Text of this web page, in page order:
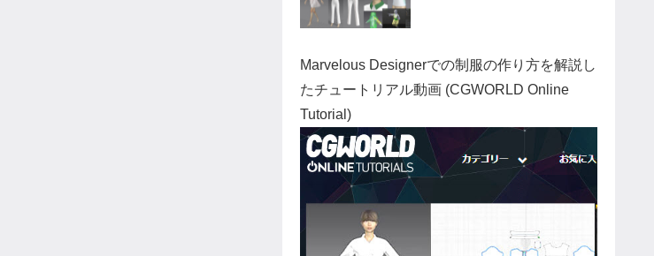
Marvelous Designerでの制服の作り方を解説し
たチュートリアル動画 (CGWORLD Online
Tutorial)